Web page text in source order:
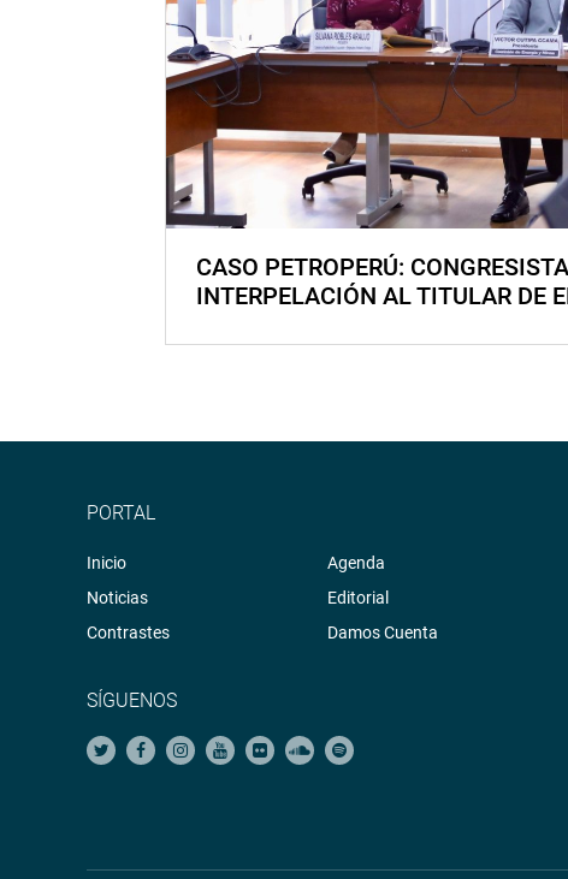
CASO PETROPERÚ:
INTERPELACIÓN AL TITULAR DE
PORTAL
Inicio
Noticias
Contrastes
Agenda
Editorial
Damos Cuenta
SÍGUENOS